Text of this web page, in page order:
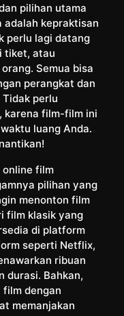
pilihan utama
adalah kepraktisan
perlu lagi datang
tiket, atau
Semua bisa
perangkat dan
perlu
karena film-film ini
luang Anda.
online film
pilihan yang
menonton film
film klasik yang
di platform
seperti Netflix,
ribuan
durasi. Bahkan,
film dengan
memanjakan